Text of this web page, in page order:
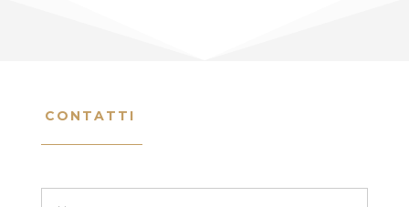
CONTATTI